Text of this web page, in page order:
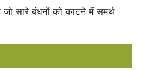
सारे बंधनों को काटने में समर्थ